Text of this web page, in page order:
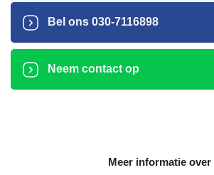
Bel ons 030-7116898
Neem contact op
Meer informatie over